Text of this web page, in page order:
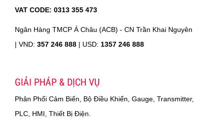
VAT CODE: 0313 355 473
Ngân Hàng TMCP Á Châu (ACB) - CN Trần Khai Nguyên
| VND: 357 246 888 | USD: 1357 246 888
GIẢI PHÁP & DỊCH VỤ
Phân Phối Cảm Biến, Bộ Điều Khiển, Gauge, Transmitter,
PLC, HMI, Thiết Bị Điện.